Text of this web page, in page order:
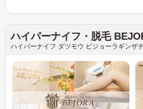
ハイパーナイフ・脱毛
ハイパーナイフ ダツモウ ビジョーラギンザ